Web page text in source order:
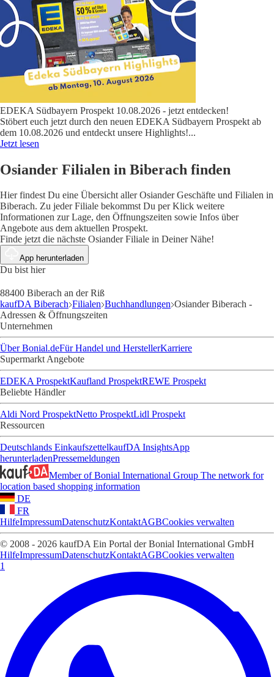
EDEKA Südbayern Prospekt 10.08.2026 - jetzt entdecken!
Stöbert euch jetzt durch den neuen EDEKA Südbayern Prospekt ab
dem 10.08.2026 und entdeckt unsere Highlights!...
Jetzt lesen
Osiander Filialen in Biberach finden
Hier findest Du eine Übersicht aller Osiander Geschäfte und Filialen in
Biberach. Zu jeder Filiale bekommst Du per Klick weitere
Informationen zur Lage, den Öffnungszeiten sowie Infos über
Angebote aus dem aktuellen Prospekt.
Finde jetzt die nächste Osiander Filiale in Deiner Nähe!
App herunterladen
Du bist hier
88400 Biberach an der Riß
kaufDA Biberach Filialen Buchhandlungen Osiander Biberach -
Adressen & Öffnungszeiten
Unternehmen
Über Bonial.deFür Handel und HerstellerKarriere
Supermarkt Angebote
EDEKA ProspektKaufland ProspektREWE Prospekt
Beliebte Händler
Aldi Nord ProspektNetto ProspektLidl Prospekt
Ressourcen
Deutschlands EinkaufszettelkaufDA InsightsApp
herunterladenPressemeldungen
Member of Bonial International Group The network for
location based shopping information
DE
FR
HilfeImpressumDatenschutzKontaktAGBCookies verwalten
© 2008 - 2026 kaufDA Ein Portal der Bonial International GmbH
HilfeImpressumDatenschutzKontaktAGBCookies verwalten
1